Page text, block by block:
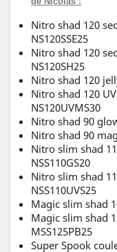
Nitro shad 120
NS120SSE25
Nitro shad 120
NS120SH25
Nitro shad 120
Nitro shad 120
NS120UVMS30
Nitro shad 90
Nitro shad 90
Nitro slim shad
NSS110GS20
Nitro slim shad
NSS110UVS25
Magic slim shad
Magic slim shad
MSS125PB25
Super Spook